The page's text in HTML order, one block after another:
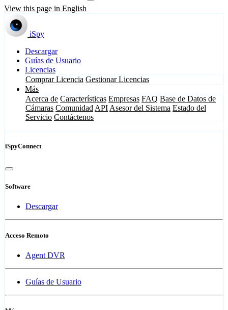
View this page in English
iSpy
Descargar
Guías de Usuario
Licencias
Comprar Licencia Gestionar Licencias
Más
Acerca de Características Empresas FAQ Base de Datos de
Cámaras Comunidad API Asesor del Sistema Estado del
Servicio Contáctenos
iSpyConnect
Software
Descargar
Acceso Remoto
Agent DVR
Guías de Usuario